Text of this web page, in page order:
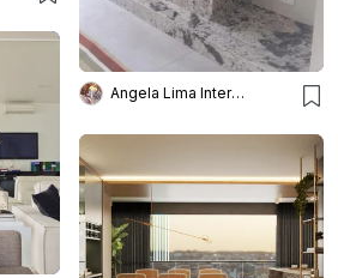
Angela Lima Interiores